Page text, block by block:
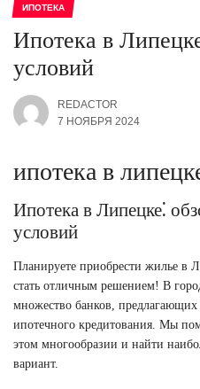
ИПОТЕКА
Ипотека в
условий
REDACTOR
7 НОЯБРЯ 2024
ипотека в
Ипотека в Липецке⁚
условий
Планируете приобрести жилье в
стать отличным решением! В
множество банков, предлагающих
ипотечного кредитования. Мы
этом многообразии и найти
вариант.